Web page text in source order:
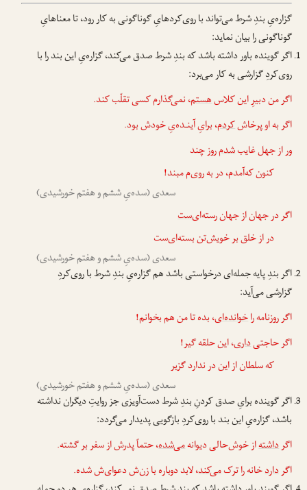
گزاره‌یِ بندِ شرط می‌تواند با روی‌کردهایِ گوناگونی به کار رود، تا معناهایِ
گوناگونی را بیان نماید:
اگر گوینده باور داشته باشد که بندِ شرط صدق می‌کند، گزاره‌یِ این بند را با
روی‌کردِ گزارشی به کار می‌برد:
اگر من دبیرِ این کلاسهستم، نمی‌گذارم کسی تقلّب کند.
اگر به او پرخاشکردم، برایِ آینـده‌یِ خودش بود.
ور از جهل غایبشدمروز چند
کنون که‌آمدم، در به روی‌م مبند!
سعدی (سده‌یِ ششم و هفتم خورشیدی)
اگر در جهان از جهان رسته‌ای‌ست
در از خلق بر خویش‌تن بسته‌ای‌ست
سعدی (سده‌یِ ششم و هفتم خورشیدی)
اگر بندِ پایه جمله‌ای درخواستی باشد هم گزاره‌یِ بندِ شرط با روی‌کردِ
گزارشی می‌آید:
اگر روزنامه راخوانده‌ای، بده تا من هم بخوانم!
اگر حاجتیداری، این حلقه گیر!
که سلطان از این در ندارد گزیر
سعدی (سده‌یِ ششم و هفتم خورشیدی)
اگر گوینده برایِ صدق کردنِ بندِ شرط دست‌آویزی جز روایتِ دیگران نداشته
باشد، گزاره‌یِ این بند با روی‌کردِ بازگویی پدیدار می‌گردد:
اگرداشتهاز خوش‌حالی دیوانهمی‌شده، حتماً پدرش از سفر بر گشته.
اگرداردخانه را ترکمی‌کند، لابد دوباره با زن‌ش دعوای‌ش شده.